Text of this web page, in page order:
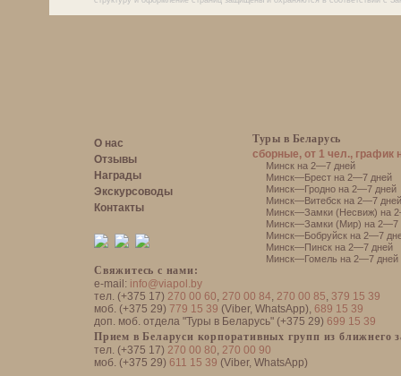
О нас
Отзывы
Награды
Экскурсоводы
Контакты
Свяжитесь с нами:
e-mail: info@viapol.by
тел. (+375 17) 270 00 60, 270 00 84, 270 00 85, 379 15 39
моб. (+375 29) 779 15 39 (Viber, WhatsApp), 689 15 39
доп. моб. отдела "Туры в Беларусь" (+375 29) 699 15 39
Прием в Беларуси корпоративных групп из ближнего
тел. (+375 17) 270 00 80, 270 00 90
моб. (+375 29) 611 15 39 (Viber, WhatsApp)
Туры в Беларусь
сборные, от 1 чел., график
Минск на 2—7 дней
Минск—Брест на 2—7 дней
Минск—Гродно на 2—7 дней
Минск—Витебск на 2—7 дней
Минск—Замки (Несвиж) на
Минск—Замки (Мир) на 2—7
Минск—Бобруйск на 2—7
Минск—Пинск на 2—7 дней
Минск—Гомель на 2—7 дней